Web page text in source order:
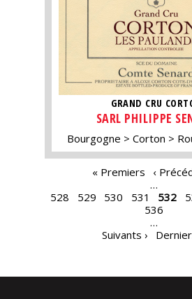
GRAND CRU
SARL PHILIPPE
Bourgogne Corton
« Premiers
‹
…
528
529 530 531 532
536
…
Suivants ›